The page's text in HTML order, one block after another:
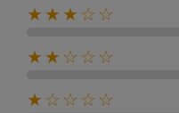
★★★☆☆
★★☆☆☆
★☆☆☆☆